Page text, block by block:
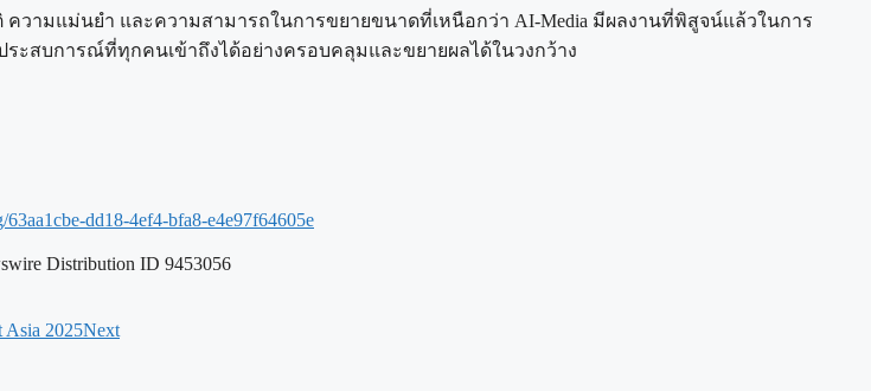
วามแม่นยำ และความสามารถในการขยายขนาดที่เหนือกว่า AI-Media มีผลงานที่พิสูจน์แล้วในการ
สบการณ์ที่ทุกคนเข้าถึงได้อย่างครอบคลุมและขยายผลได้ในวงกว้าง
dd18-4ef4-bfa8-e4e97f64605e
Distribution ID 9453056
2025Next